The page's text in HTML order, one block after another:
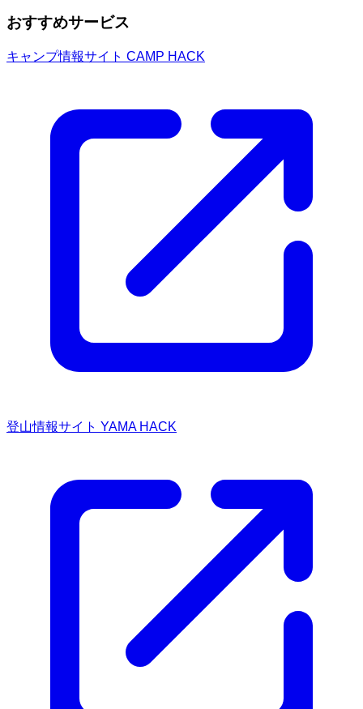
おすすめサービス
キャンプ情報サイト CAMP HACK
登山情報サイト YAMA HACK